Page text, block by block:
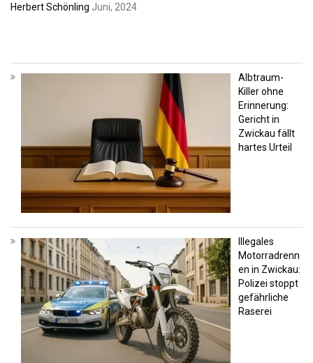
Herbert Schönling Juni, 2024
Albtraum-
Killer ohne
Erinnerung:
Gericht in
Zwickau fällt
hartes Urteil
Illegales
Motorradrenn
en in Zwickau:
Polizei stoppt
gefährliche
Raserei